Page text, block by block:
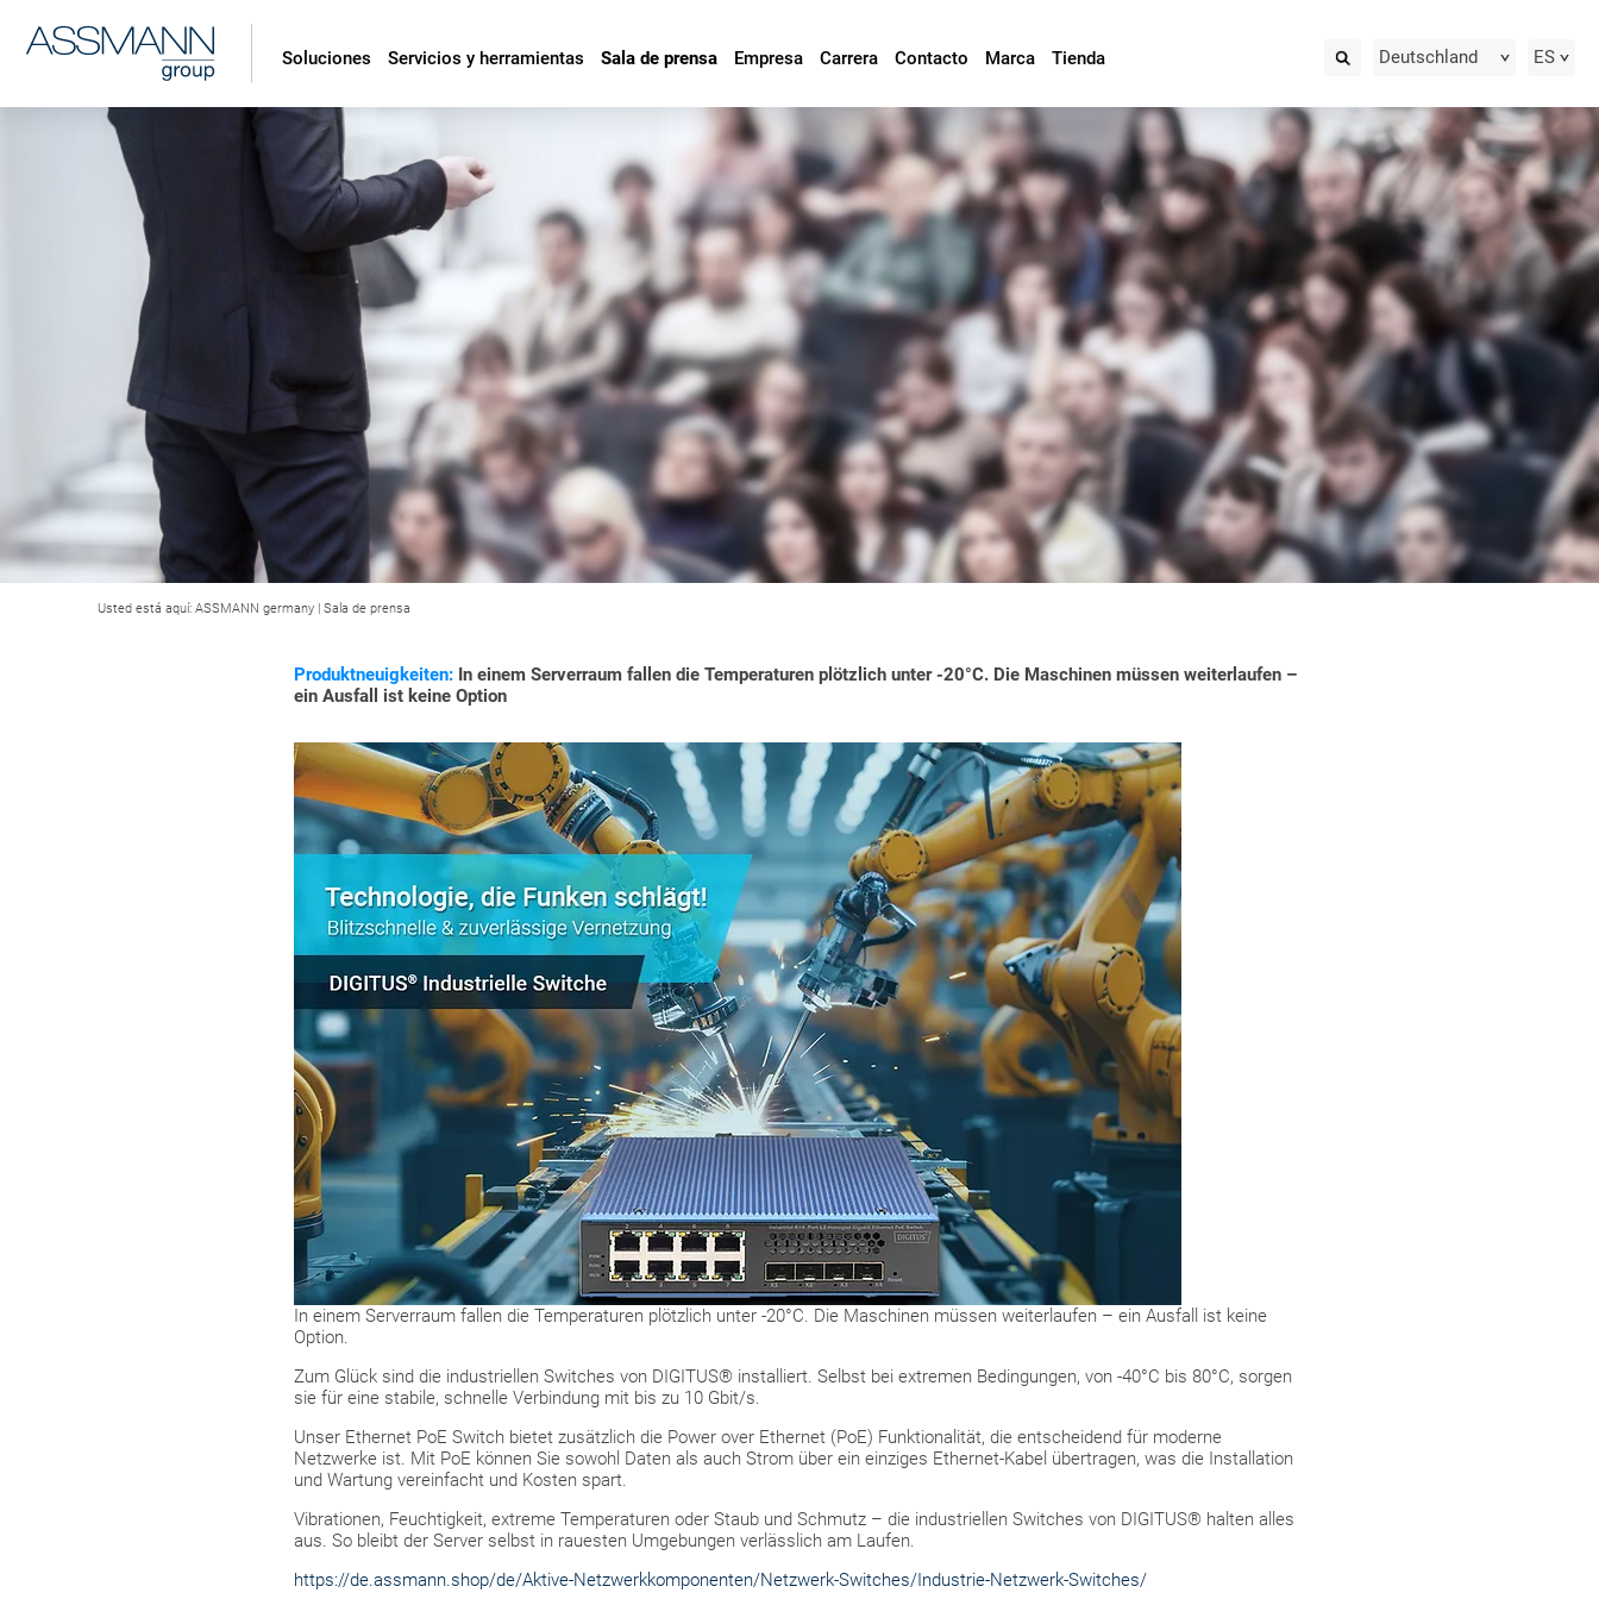
Deutschland ES
Soluciones Servicios y herramientas Sala de prensa Empresa Carrera Contacto Marca Tienda
Usted está aquí: ASSMANN germany | Sala de prensa
Produktneuigkeiten: In einem Serverraum fallen die Temperaturen plötzlich unter -20°C. Die Maschinen müssen weiterlaufen –
ein Ausfall ist keine Option
In einem Serverraum fallen die Temperaturen plötzlich unter -20°C. Die Maschinen müssen weiterlaufen – ein Ausfall ist keine
Option.
Zum Glück sind die industriellen Switches von DIGITUS® installiert. Selbst bei extremen Bedingungen, von -40°C bis 80°C, sorgen
sie für eine stabile, schnelle Verbindung mit bis zu 10 Gbit/s.
Unser Ethernet PoE Switch bietet zusätzlich die Power over Ethernet (PoE) Funktionalität, die entscheidend für moderne
Netzwerke ist. Mit PoE können Sie sowohl Daten als auch Strom über ein einziges Ethernet-Kabel übertragen, was die Installation
und Wartung vereinfacht und Kosten spart.
Vibrationen, Feuchtigkeit, extreme Temperaturen oder Staub und Schmutz – die industriellen Switches von DIGITUS® halten alles
aus. So bleibt der Server selbst in rauesten Umgebungen verlässlich am Laufen.
https://de.assmann.shop/de/Aktive-Netzwerkkomponenten/Netzwerk-Switches/Industrie-Netzwerk-Switches/